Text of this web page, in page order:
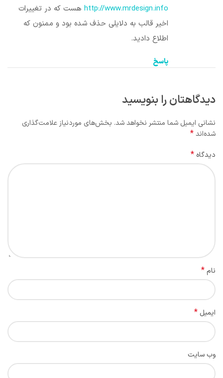
http://www.mrdesign.info هست که در تغییرات
اخیر قالب به دلایلی حذف شده بود و ممنون که
اطلاع دادید.
پاسخ
دیدگاهتان را بنویسید
نشانی ایمیل شما منتشر نخواهد شد. بخش‌های موردنیاز علامت‌گذاری
شده‌اند*
دیدگاه *
نام *
ایمیل *
وب‌ سایت